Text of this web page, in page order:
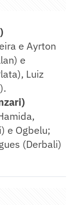
e Ayrton
e
Luiz
e Ogbelu;
(Derbali)